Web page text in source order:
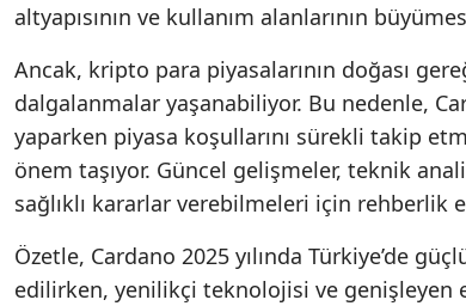
altyapısının ve kullanım alanlarının
Ancak, kripto para piyasalarının doğası
dalgalanmalar yaşanabiliyor. Bu nedenle,
yaparken piyasa koşullarını sürekli takip
önem taşıyor. Güncel gelişmeler, teknik
sağlıklı kararlar verebilmeleri için rehberlik
Özetle, Cardano 2025 yılında Türkiye’de
edilirken, yenilikçi teknolojisi ve